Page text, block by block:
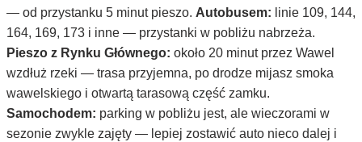
— od przystanku 5 minut pieszo. Autobusem: linie 109, 144,
164, 169, 173 i inne — przystanki w pobliżu nabrzeża.
Pieszo z Rynku Głównego: około 20 minut przez Wawel
wzdłuż rzeki — trasa przyjemna, po drodze mijasz smoka
wawelskiego i otwartą tarasową część zamku.
Samochodem: parking w pobliżu jest, ale wieczorami w
sezonie zwykle zajęty — lepiej zostawić auto nieco dalej i